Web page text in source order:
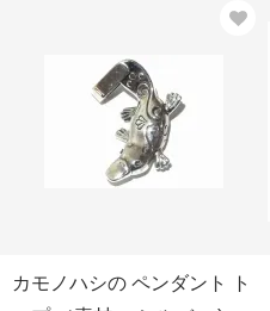
カモノハシの ペンダント ト